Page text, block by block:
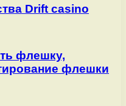
Drift casino
флешку,
флешки